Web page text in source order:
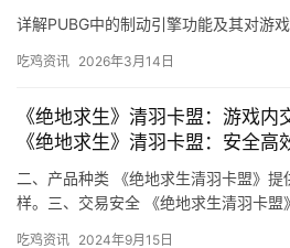
详解PUBG中的制动引擎功能及其对游戏
吃鸡资讯 2026年3月14日
《绝地求生》清羽卡盟：游戏
《绝地求生》清羽卡盟：安全
二、产品种类 《绝地求生清羽卡盟》
样。三、交易安全 《绝地求生清羽卡盟
吃鸡资讯 2024年9月15日